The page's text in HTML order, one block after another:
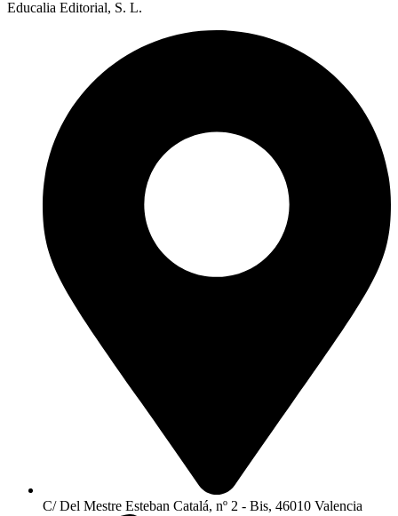
Educalia Editorial, S. L.
C/ Del Mestre Esteban Catalá, nº 2 - Bis, 46010 Valencia